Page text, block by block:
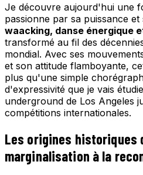
Je découvre aujourd'hui une
passionne par sa puissance
waacking, danse énergique
transformé au fil des
mondial. Avec ses
et son attitude flamboyante,
plus qu'une simple
d'expressivité que je vais
underground de Los Angeles
compétitions internationales.
Les origines historiques
marginalisation à la